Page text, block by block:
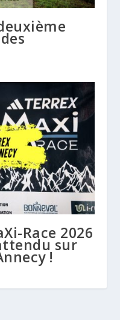
Race 2026
sur
!